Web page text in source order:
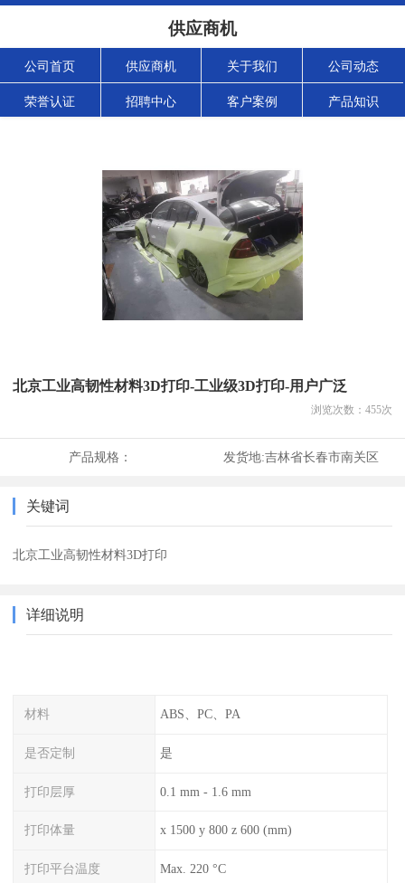
供应商机
公司首页 供应商机 关于我们 公司动态
荣誉认证 招聘中心 客户案例 产品知识
北京工业高韧性材料3D打印-工业级3D打印-用户广泛
浏览次数： 455次
产品规格： 发货地:吉林省长春市南关区
关键词
北京工业高韧性材料3D打印
详细说明
材料 ABS、PC、PA
是否定制 是
打印层厚 0.1 mm - 1.6 mm
打印体量 x 1500 y 800 z 600 (mm)
打印平台温度 Max. 220 °C